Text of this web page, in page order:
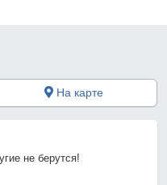
На карте
не берутся!